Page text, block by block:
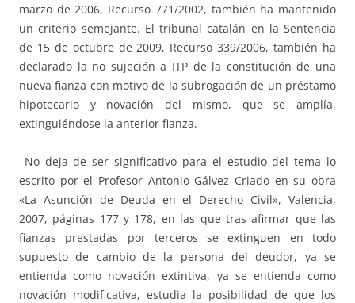
marzo de 2006, Recurso 771/2002, también ha mantenido
un criterio semejante. El tribunal catalán en la Sentencia
de 15 de octubre de 2009, Recurso 339/2006, también ha
declarado la no sujeción a ITP de la constitución de una
nueva fianza con motivo de la subrogación de un préstamo
hipotecario y novación del mismo, que se amplía,
extinguiéndose la anterior fianza.
No deja de ser significativo para el estudio del tema lo
escrito por el Profesor Antonio Gálvez Criado en su obra
«La Asunción de Deuda en el Derecho Civil», Valencia,
2007, páginas 177 y 178, en las que tras afirmar que las
fianzas prestadas por terceros se extinguen en todo
supuesto de cambio de la persona del deudor, ya se
entienda como novación extintiva, ya se entienda como
novación modificativa, estudia la posibilidad de que los